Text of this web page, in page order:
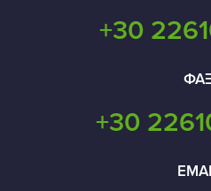
+30
+30